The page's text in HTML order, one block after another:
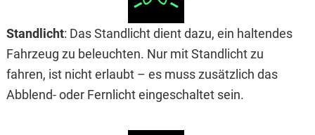
Standlicht: Das Standlicht dient dazu, ein haltendes
Fahrzeug zu beleuchten. Nur mit Standlicht zu
fahren, ist nicht erlaubt – es muss zusätzlich das
Abblend- oder Fernlicht eingeschaltet sein.